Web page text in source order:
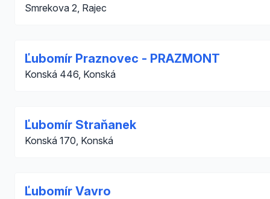
Smrekova 2, Rajec
Ľubomír Praznovec - PRAZMONT
Konská 446, Konská
Ľubomír Straňanek
Konská 170, Konská
Ľubomír Vavro